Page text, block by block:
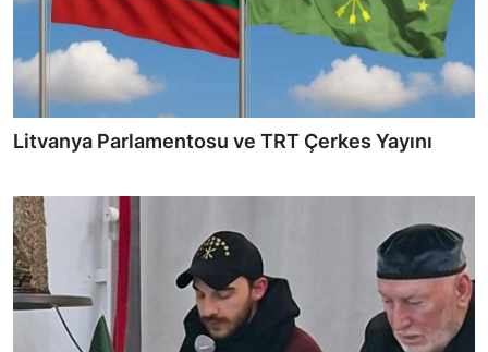
Litvanya Parlamentosu ve TRT Çerkes Yayını